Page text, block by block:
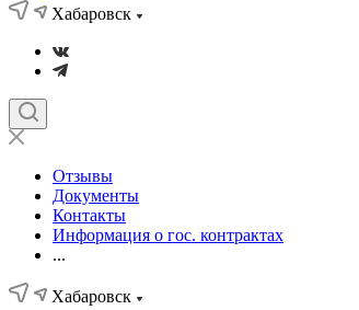
Хабаровск
Отзывы
Документы
Контакты
Информация о гос. контрактах
...
Хабаровск